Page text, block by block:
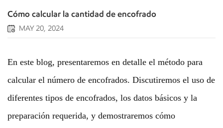
Cómo calcular la cantidad de encofrado
MAY 20, 2024
En este blog, presentaremos en detalle el método para
calcular el número de encofrados. Discutiremos el uso de
diferentes tipos de encofrados, los datos básicos y la
preparación requerida, y demostraremos cómo